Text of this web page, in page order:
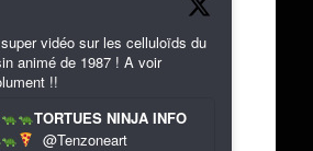
vidéo sur les celluloïds du
animé de 1987 ! A voir
!!
TORTUES NINJA INFO
@Tenzoneart